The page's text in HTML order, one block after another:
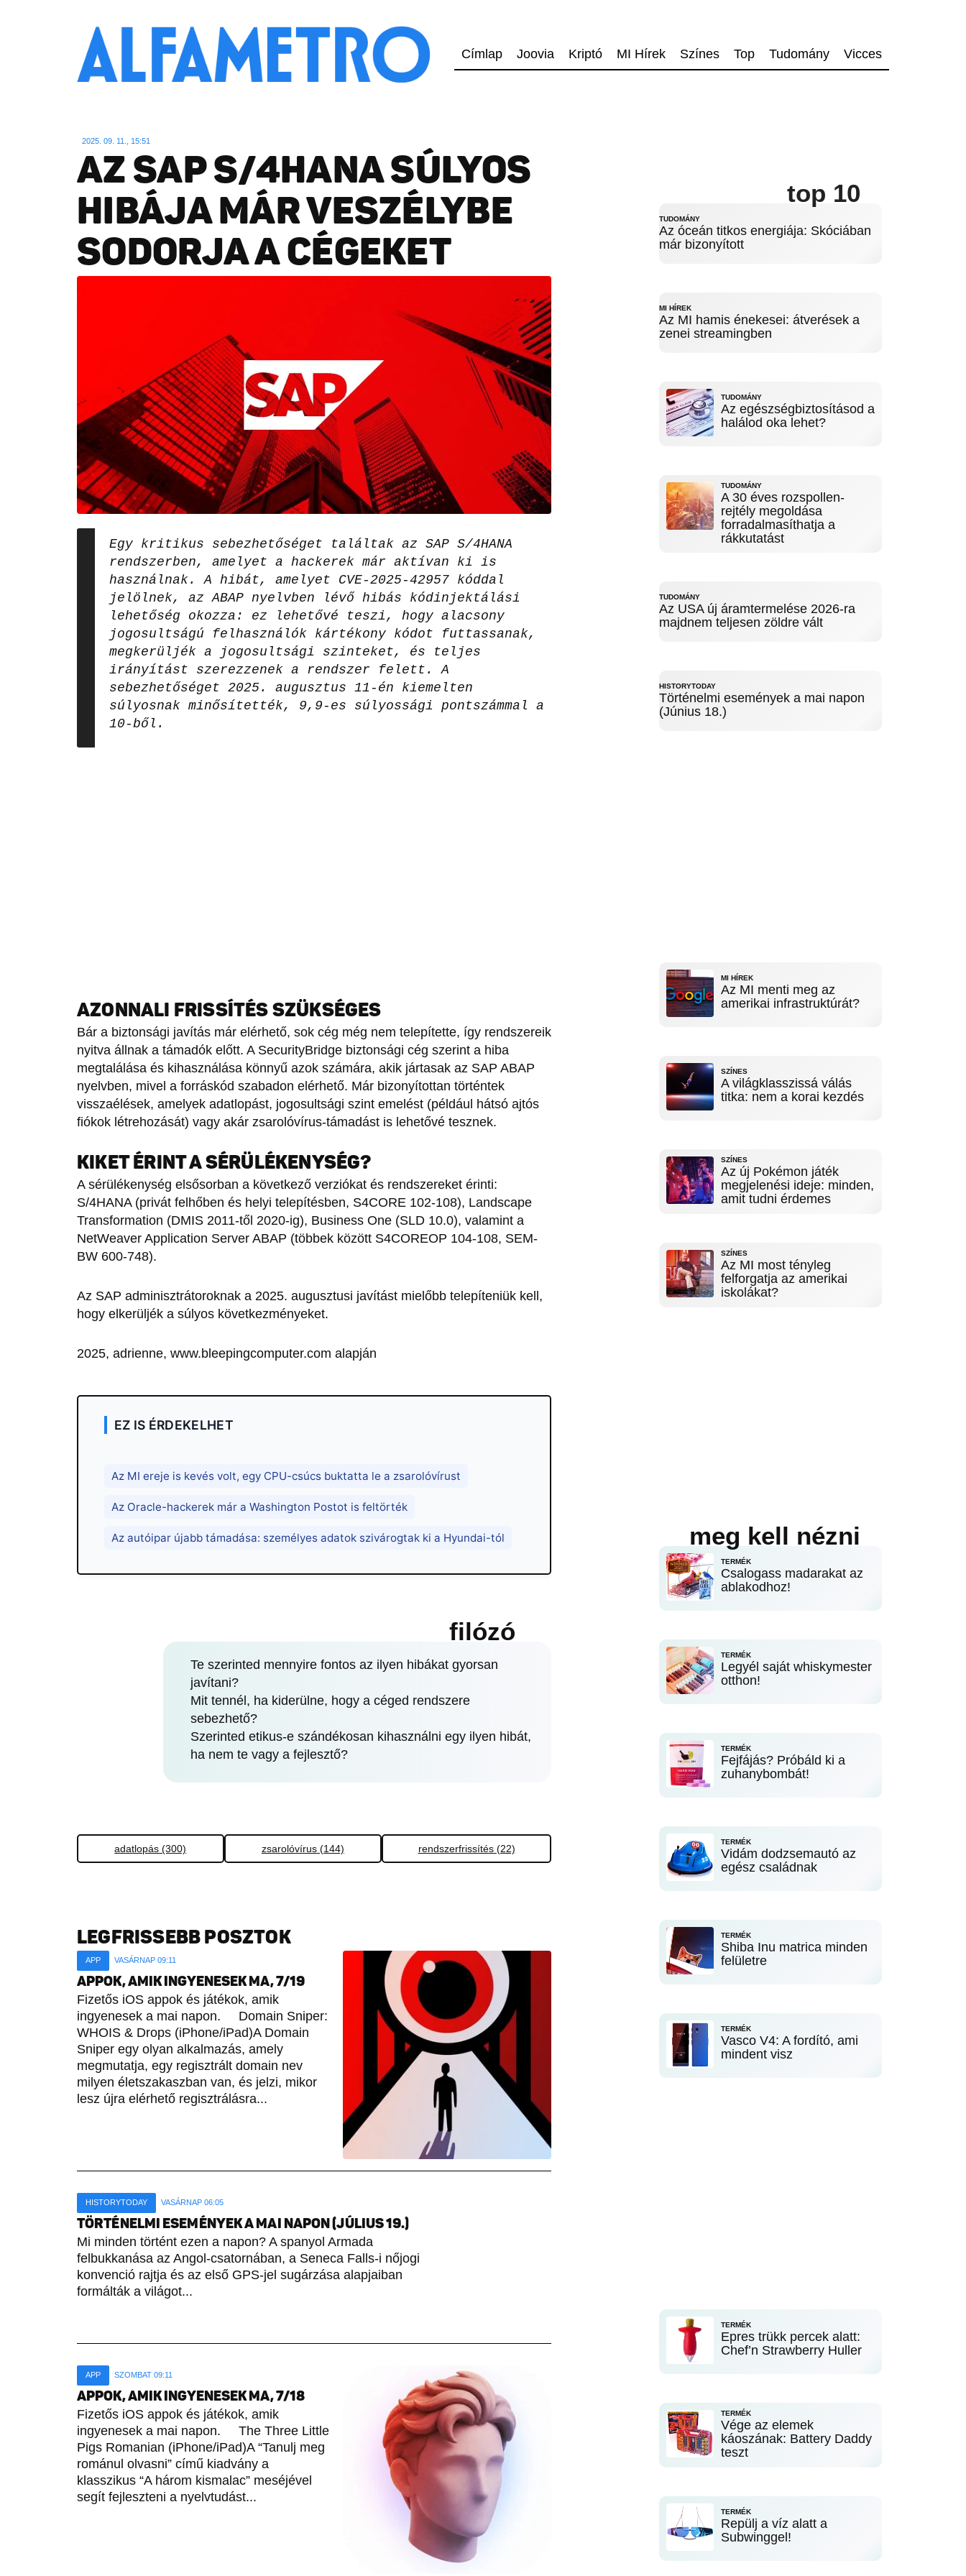
Címlap Joovia Kriptó MI Hírek Színes Top Tudomány Vicces
2025. 09. 11., 15:51
AZ SAP S/4HANA SÚLYOS
HIBÁJA MÁR VESZÉLYBE
SODORJA A CÉGEKET
Egy kritikus sebezhetőséget találtak az SAP S/4HANA
rendszerben, amelyet a hackerek már aktívan ki is
használnak. A hibát, amelyet CVE-2025-42957 kóddal
jelölnek, az ABAP nyelvben lévő hibás kódinjektálási
lehetőség okozza: ez lehetővé teszi, hogy alacsony
jogosultságú felhasználók kártékony kódot futtassanak,
megkerüljék a jogosultsági szinteket, és teljes
irányítást szerezzenek a rendszer felett. A
sebezhetőséget 2025. augusztus 11-én kiemelten
súlyosnak minősítették, 9,9-es súlyossági pontszámmal a
10-ből.
AZONNALI FRISSÍTÉS SZÜKSÉGES
Bár a biztonsági javítás már elérhető, sok cég még nem telepítette, így rendszereik
nyitva állnak a támadók előtt. A SecurityBridge biztonsági cég szerint a hiba
megtalálása és kihasználása könnyű azok számára, akik jártasak az SAP ABAP
nyelvben, mivel a forráskód szabadon elérhető. Már bizonyítottan történtek
visszaélések, amelyek adatlopást, jogosultsági szint emelést (például hátsó ajtós
fiókok létrehozását) vagy akár zsarolóvírus-támadást is lehetővé tesznek.
KIKET ÉRINT A SÉRÜLÉKENYSÉG?
A sérülékenység elsősorban a következő verziókat és rendszereket érinti:
S/4HANA (privát felhőben és helyi telepítésben, S4CORE 102-108), Landscape
Transformation (DMIS 2011-től 2020-ig), Business One (SLD 10.0), valamint a
NetWeaver Application Server ABAP (többek között S4COREOP 104-108, SEM-
BW 600-748).
Az SAP adminisztrátoroknak a 2025. augusztusi javítást mielőbb telepíteniük kell,
hogy elkerüljék a súlyos következményeket.
2025, adrienne, www.bleepingcomputer.com alapján
EZ IS ÉRDEKELHET
Az MI ereje is kevés volt, egy CPU-csúcs buktatta le a zsarolóvírust
Az Oracle-hackerek már a Washington Postot is feltörték
Az autóipar újabb támadása: személyes adatok szivárogtak ki a Hyundai-tól
filózó
Te szerinted mennyire fontos az ilyen hibákat gyorsan
javítani?
Mit tennél, ha kiderülne, hogy a céged rendszere
sebezhető?
Szerinted etikus-e szándékosan kihasználni egy ilyen hibát,
ha nem te vagy a fejlesztő?
adatlopás (300) zsarolóvírus (144) rendszerfrissítés (22)
LEGFRISSEBB POSZTOK
APP VASÁRNAP 09:11
APPOK, AMIK INGYENESEK MA, 7/19
Fizetős iOS appok és játékok, amik
ingyenesek a mai napon. Domain Sniper:
WHOIS & Drops (iPhone/iPad)A Domain
Sniper egy olyan alkalmazás, amely
megmutatja, egy regisztrált domain nev
milyen életszakaszban van, és jelzi, mikor
lesz újra elérhető regisztrálásra...
HISTORYTODAY VASÁRNAP 06:05
TÖRTÉNELMI ESEMÉNYEK A MAI NAPON (JÚLIUS 19.)
Mi minden történt ezen a napon? A spanyol Armada
felbukkanása az Angol-csatornában, a Seneca Falls-i nőjogi
konvenció rajtja és az első GPS-jel sugárzása alapjaiban
formálták a világot...
APP SZOMBAT 09:11
APPOK, AMIK INGYENESEK MA, 7/18
Fizetős iOS appok és játékok, amik
ingyenesek a mai napon. The Three Little
Pigs Romanian (iPhone/iPad)A “Tanulj meg
románul olvasni” című kiadvány a
klasszikus “A három kismalac” meséjével
segít fejleszteni a nyelvtudást...
top 10
TUDOMÁNY
Az óceán titkos energiája: Skóciában
már bizonyított
MI HÍREK
Az MI hamis énekesei: átverések a
zenei streamingben
TUDOMÁNY
Az egészségbiztosításod a
halálod oka lehet?
TUDOMÁNY
A 30 éves rozspollen-
rejtély megoldása
forradalmasíthatja a
rákkutatást
TUDOMÁNY
Az USA új áramtermelése 2026-ra
majdnem teljesen zöldre vált
HISTORYTODAY
Történelmi események a mai napon
(Június 18.)
MI HÍREK
Az MI menti meg az
amerikai infrastruktúrát?
SZÍNES
A világklasszissá válás
titka: nem a korai kezdés
SZÍNES
Az új Pokémon játék
megjelenési ideje: minden,
amit tudni érdemes
SZÍNES
Az MI most tényleg
felforgatja az amerikai
iskolákat?
meg kell nézni
TERMÉK
Csalogass madarakat az
ablakodhoz!
TERMÉK
Legyél saját whiskymester
otthon!
TERMÉK
Fejfájás? Próbáld ki a
zuhanybombát!
TERMÉK
Vidám dodzsemautó az
egész családnak
TERMÉK
Shiba Inu matrica minden
felületre
TERMÉK
Vasco V4: A fordító, ami
mindent visz
TERMÉK
Epres trükk percek alatt:
Chef’n Strawberry Huller
TERMÉK
Vége az elemek
káoszának: Battery Daddy
teszt
TERMÉK
Repülj a víz alatt a
Subwinggel!